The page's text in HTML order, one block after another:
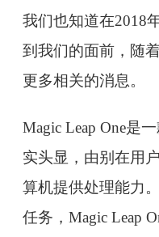
我们也知道在2018
到我们的面前，随
更多相关的消息。
Magic Leap One是
实头显，由别在用
算机提供处理能力
任务，Magic Leap